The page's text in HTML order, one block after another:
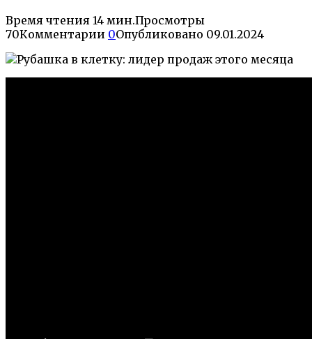
Время чтения 14 мин.Просмотры
70Комментарии 0Опубликовано 09.01.2024